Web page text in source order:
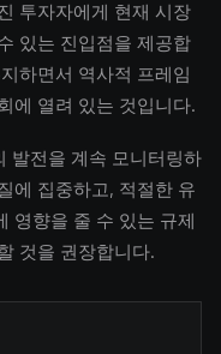
투자자에게 현재 시장
있는 진입점을 제공합
하면서 역사적 프레임
에 열려 있는 것입니다.
발전을 계속 모니터링하
에 집중하고, 적절한 유
영향을 줄 수 있는 규제
것을 권장합니다.